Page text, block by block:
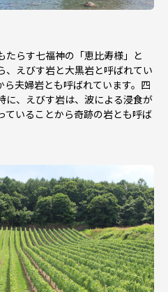
たらす七福神の「恵比寿様」と
、えびす岩と大黒岩と呼ばれてい
ら夫婦岩とも呼ばれています。四
に、えびす岩は、波による浸食が
ていることから奇跡の岩とも呼ば